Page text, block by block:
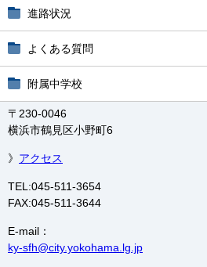
進路状況
よくある質問
附属中学校
〒230-0046
横浜市鶴見区小野町6
》 アクセス
TEL:045-511-3654
FAX:045-511-3644
E-mail：
ky-sfh@city.yokohama.lg.jp